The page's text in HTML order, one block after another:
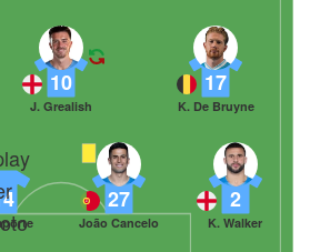
27
João Cancelo
2
K. Walker
10
J. Grealish
17
K. De Bruyne